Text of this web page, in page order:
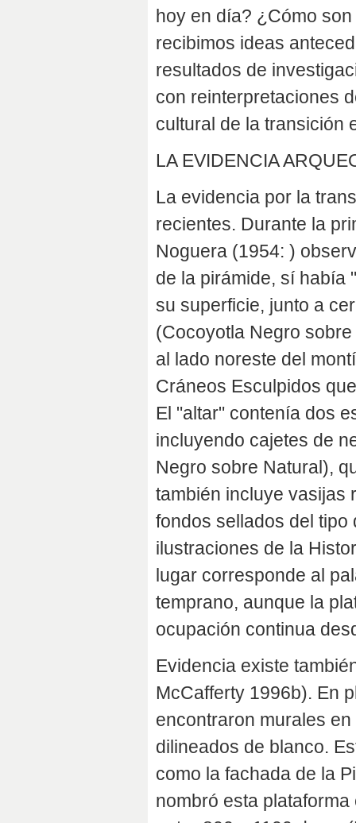
hoy en día? ¿Cómo
recibimos ideas
resultados de
con reinterpretaciones
cultural de la transición
LA EVIDENCIA
La evidencia por la
recientes. Durante la
Noguera (1954: )
de la pirámide, sí había
su superficie, junto a
(Cocoyotla Negro
al lado noreste del
Cráneos Esculpidos
El "altar" contenía dos
incluyendo cajetes de
Negro sobre Natural),
también incluye vasijas
fondos sellados del tipo
ilustraciones de la
lugar corresponde al
temprano, aunque la
ocupación continua
Evidencia existe
McCafferty 1996b). En
encontraron murales
dilineados de blanco.
como la fachada de la
nombró esta plataforma